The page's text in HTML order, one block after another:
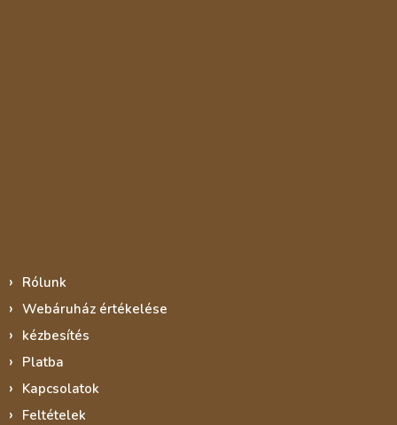
Rólunk
Webáruház értékelése
kézbesítés
Platba
Kapcsolatok
Feltételek